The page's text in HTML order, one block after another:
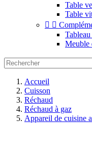
Table
Table
 
Meuble
Accueil
Cuisson
Réchaud
Réchaud à gaz
Appareil de cuisine